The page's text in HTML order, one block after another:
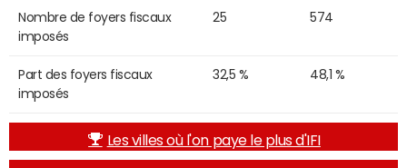
Nombre de foyers fiscaux
imposés
25 574
Part des foyers fiscaux
imposés
32,5 % 48,1 %
Les villes où l'on paye le plus d'IFI